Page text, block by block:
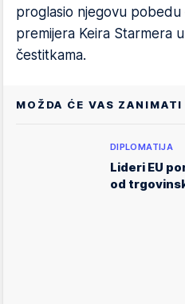
proglasio njegovu
premijera Keira Starmera
čestitkama.
MOŽDA ĆE VAS ZANIMATI
DIPLOMATIJA
Lideri EU
od